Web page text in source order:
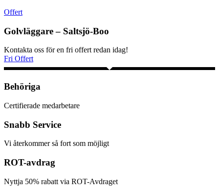
Offert
Golvläggare – Saltsjö-Boo
Kontakta oss för en fri offert redan idag!
Fri Offert
Behöriga
Certifierade medarbetare
Snabb Service
Vi återkommer så fort som möjligt
ROT-avdrag
Nyttja 50% rabatt via ROT-Avdraget